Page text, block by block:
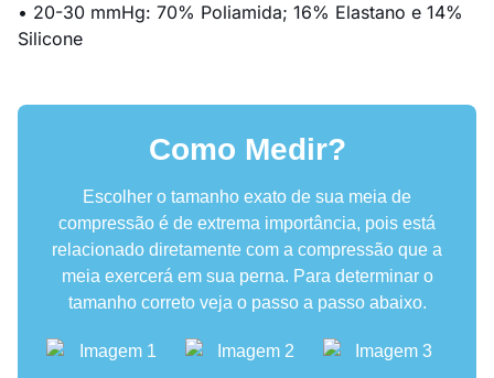
• 20-30 mmHg: 70% Poliamida; 16% Elastano e 14%
Silicone
Como Medir?
Escolher o tamanho exato de sua meia de
compressão é de extrema importância, pois está
relacionado diretamente com a compressão que a
meia exercerá em sua perna. Para determinar o
tamanho correto veja o passo a passo abaixo.